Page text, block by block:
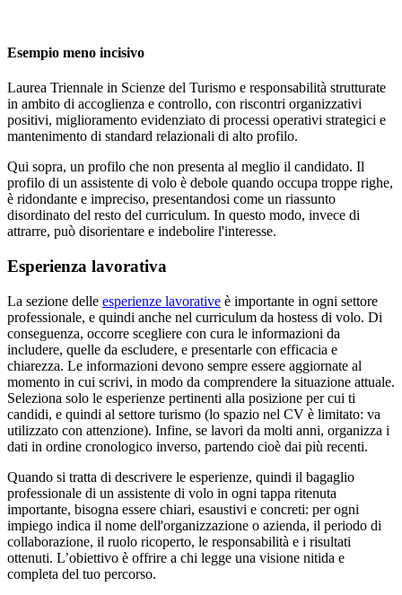
Esempio meno incisivo
Laurea Triennale in Scienze del Turismo e responsabilità strutturate
in ambito di accoglienza e controllo, con riscontri organizzativi
positivi, miglioramento evidenziato di processi operativi strategici e
mantenimento di standard relazionali di alto profilo.
Qui sopra, un profilo che non presenta al meglio il candidato. Il
profilo di un assistente di volo è debole quando occupa troppe righe,
è ridondante e impreciso, presentandosi come un riassunto
disordinato del resto del curriculum. In questo modo, invece di
attrarre, può disorientare e indebolire l'interesse.
Esperienza lavorativa
La sezione delle esperienze lavorative è importante in ogni settore
professionale, e quindi anche nel curriculum da hostess di volo. Di
conseguenza, occorre scegliere con cura le informazioni da
includere, quelle da escludere, e presentarle con efficacia e
chiarezza. Le informazioni devono sempre essere aggiornate al
momento in cui scrivi, in modo da comprendere la situazione attuale.
Seleziona solo le esperienze pertinenti alla posizione per cui ti
candidi, e quindi al settore turismo (lo spazio nel CV è limitato: va
utilizzato con attenzione). Infine, se lavori da molti anni, organizza i
dati in ordine cronologico inverso, partendo cioè dai più recenti.
Quando si tratta di descrivere le esperienze, quindi il bagaglio
professionale di un assistente di volo in ogni tappa ritenuta
importante, bisogna essere chiari, esaustivi e concreti: per ogni
impiego indica il nome dell'organizzazione o azienda, il periodo di
collaborazione, il ruolo ricoperto, le responsabilità e i risultati
ottenuti. L’obiettivo è offrire a chi legge una visione nitida e
completa del tuo percorso.